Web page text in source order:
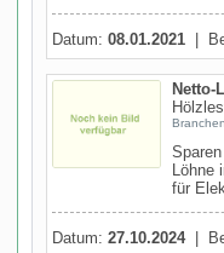
Datum: 08.01.2021 |
Netto-
Löhne
für
Datum: 27.10.2024|